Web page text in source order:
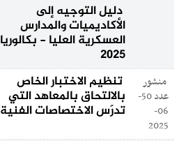
دليل التوجيه إلى
الأكاديميات والمدارس
العسكرية العليا - بكالوريا
2025
منشور
عدد 50-
06-
2025
تنظيم الاختبار الخاص
بالالتحاق بالمعاهد التي
تدرّس الاختصاصات الفنية